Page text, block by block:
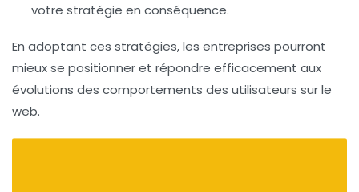
votre stratégie en conséquence.
En adoptant ces stratégies, les entreprises pourront
mieux se positionner et répondre efficacement aux
évolutions des comportements des utilisateurs sur le
web.